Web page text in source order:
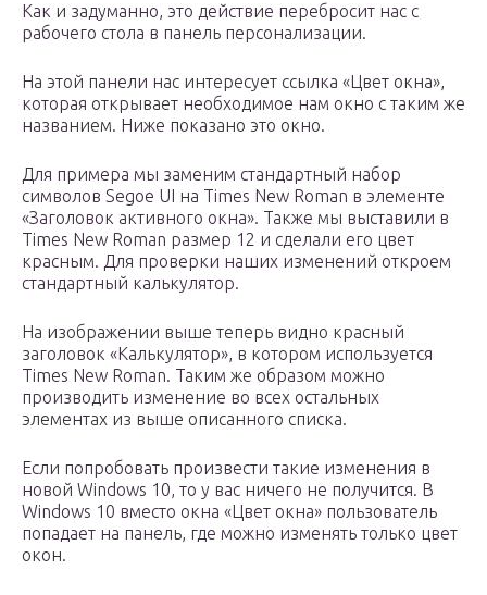
Как и задуманно, это действие перебросит нас c
рабочего стола в панель персонализации.
На этой панели нас интересует ссылка «Цвет окна»,
которая открывает необходимое нам окно с таким же
названием. Ниже показано это окно.
Для примера мы заменим стандартный набор
символов Segoe UI на Times New Roman в элементе
«Заголовок активного окна». Также мы выставили в
Times New Roman размер 12 и сделали его цвет
красным. Для проверки наших изменений откроем
стандартный калькулятор.
На изображении выше теперь видно красный
заголовок «Калькулятор», в котором используется
Times New Roman. Таким же образом можно
производить изменение во всех остальных
элементах из выше описанного списка.
Если попробовать произвести такие изменения в
новой Windows 10, то у вас ничего не получится. В
Windows 10 вместо окна «Цвет окна» пользователь
попадает на панель, где можно изменять только цвет
окон.